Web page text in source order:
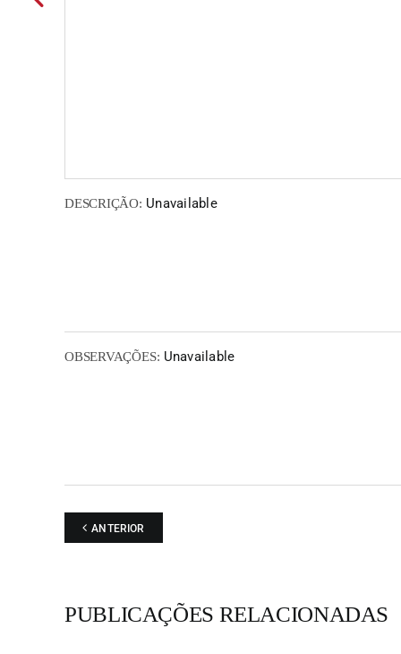
DESCRIÇÃO: Unavailable
OBSERVAÇÕES: Unavailable
ANTERIOR
PUBLICAÇÕES RELACIONADAS